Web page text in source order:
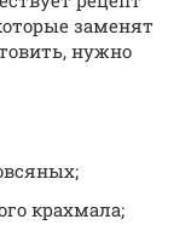
заменят
нужно
крахмала;